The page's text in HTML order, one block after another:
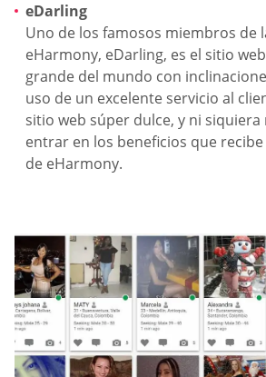
eDarling
Uno de los famosos miembros de
eHarmony, eDarling, es el sitio
grande del mundo con
uso de un excelente servicio al
sitio web súper dulce, y ni
entrar en los beneficios que
de eHarmony.